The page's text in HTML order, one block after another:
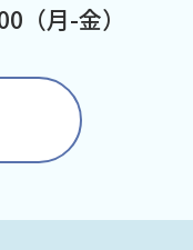
（月-金）